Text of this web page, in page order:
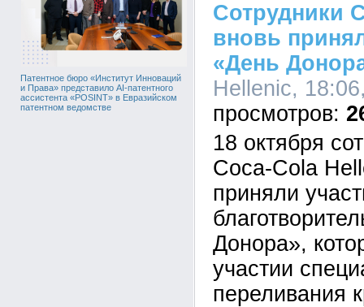
Патентное бюро «Институт Инноваций
и Права» представило AI-патентного
ассистента «POSINT» в Евразийском
патентном ведомстве
Сотрудники
вновь
«День
Hellenic,
18 октября
Coca-Cola
приняли
Донора»,
участии
переливания